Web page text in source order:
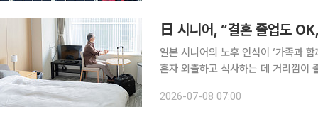
日 시니어, “결혼 졸업도
일본 시니어의 노후 인식이 ‘가족과
혼자 외출하고 식사하는 데 거리낌이
로를 ‘노인’으로 인식하는 나이도 70
2026-07-08 07:00